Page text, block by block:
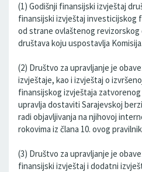
(1) Godišnji finansijski izvještaj
finansijski izvještaj investicijskog
od strane ovlaštenog
društava koju uspostavlja Komisija.
(2) Društvo za upravljanje je
izvještaje, kao i izvještaj o
finansijskog izvještaja
upravlja dostaviti Sarajevskoj
radi objavljivanja na njihovoj
rokovima iz člana 10. ovog
(3) Društvo za upravljanje je
finansijski izvještaj i dodatni